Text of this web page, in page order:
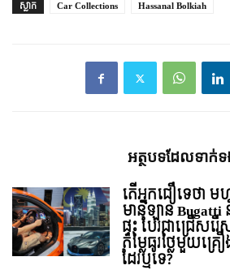
ស្លាក Car Collections Hassanal Bolkiah
អត្ថបទ​ដែល​ទាក់
តើអ្នកជឿទេថា ម
មានឡាន
ផ្ទះ បែរជាជ្រើសរ
តម្លៃធូរថ្លៃមួយគ្រឿ
ដែរឬទេ?